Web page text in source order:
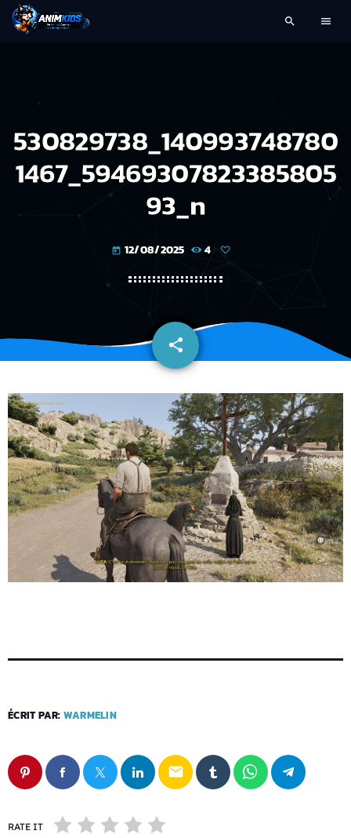
search menu
530829738_140993748780
1467_59469307823385805
93_n
today 12/08/2025 4
share
email
ÉCRIT PAR: WARMELIN
email
RATE IT